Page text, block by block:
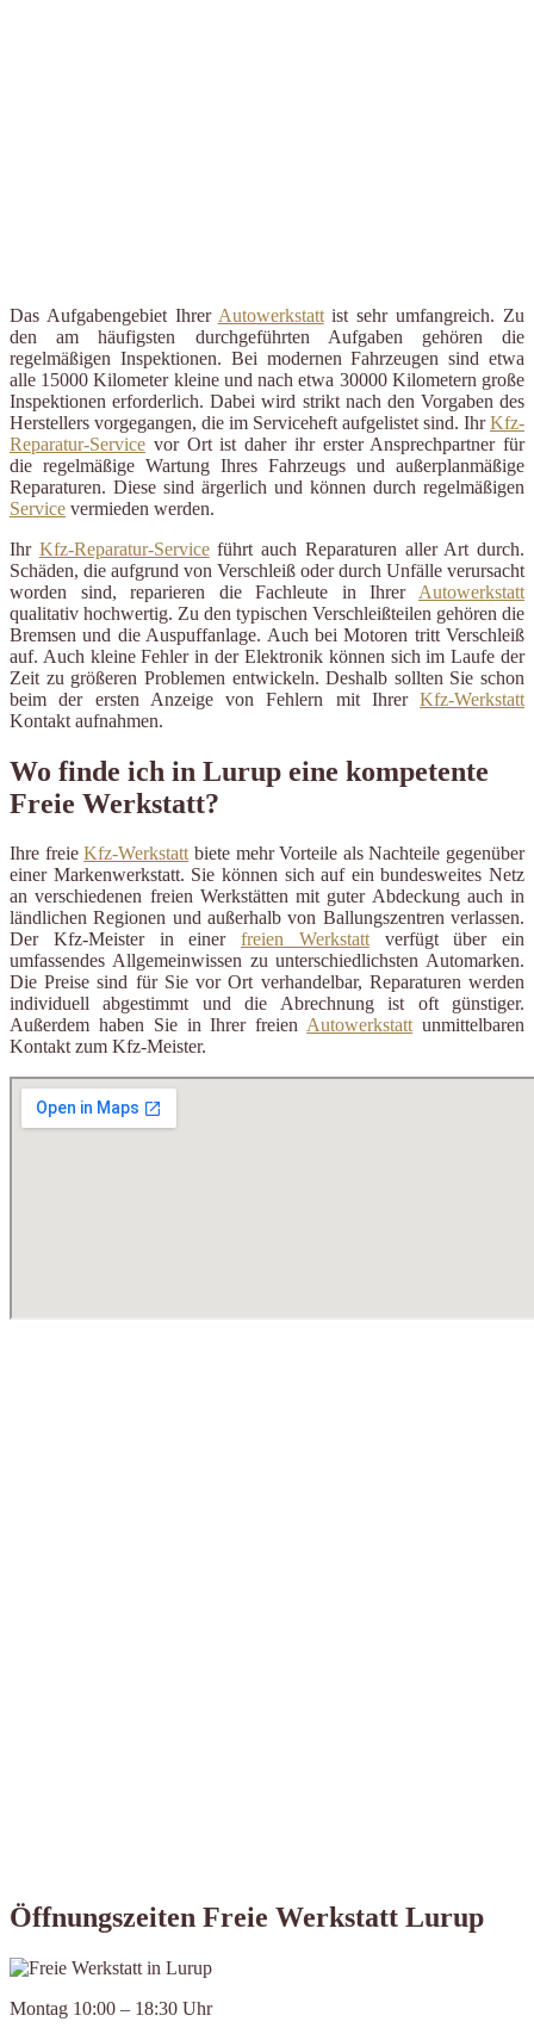
Das Aufgabengebiet Ihrer Autowerkstattist sehr umfangreich. Zu
den am häufigsten durchgeführten Aufgaben gehören die
regelmäßigen Inspektionen. Bei modernen Fahrzeugen sind etwa
alle 15000 Kilometer kleine und nach etwa 30000 Kilometern große
Inspektionen erforderlich. Dabei wird strikt nach den Vorgaben des
Herstellers vorgegangen, die im Serviceheft aufgelistet sind. IhrKfz-
Reparatur-Service vor Ort ist daher ihr erster Ansprechpartner für
die regelmäßige Wartung Ihres Fahrzeugs und außerplanmäßige
Reparaturen. Diese sind ärgerlich und können durch regelmäßigen
Service vermieden werden.
Ihr Kfz-Reparatur-Serviceführt auch Reparaturen aller Art durch.
Schäden, die aufgrund von Verschleiß oder durch Unfälle verursacht
worden sind, reparieren die Fachleute in Ihrer Autowerkstatt
qualitativ hochwertig. Zu den typischen Verschleißteilen gehören die
Bremsen und die Auspuffanlage. Auch bei Motoren tritt Verschleiß
auf. Auch kleine Fehler in der Elektronik können sich im Laufe der
Zeit zu größeren Problemen entwickeln. Deshalb sollten Sie schon
beim der ersten Anzeige von Fehlern mit Ihrer Kfz-Werkstatt
Kontakt aufnahmen.
Wo finde ich in Lurup eine kompetente
Freie Werkstatt?
Ihre freieKfz-Werkstattbiete mehr Vorteile als Nachteile gegenüber
einer Markenwerkstatt. Sie können sich auf ein bundesweites Netz
an verschiedenen freien Werkstätten mit guter Abdeckung auch in
ländlichen Regionen und außerhalb von Ballungszentren verlassen.
Der Kfz-Meister in einer freien Werkstattverfügt über ein
umfassendes Allgemeinwissen zu unterschiedlichsten Automarken.
Die Preise sind für Sie vor Ort verhandelbar, Reparaturen werden
individuell abgestimmt und die Abrechnung ist oft günstiger.
Außerdem haben Sie in Ihrer freienAutowerkstattunmittelbaren
Kontakt zum Kfz-Meister.
Öffnungszeiten Freie Werkstatt Lurup
Montag 10:00 – 18:30 Uhr